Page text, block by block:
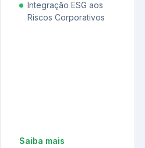
Integração ESG aos
Riscos Corporativos
Saiba mais